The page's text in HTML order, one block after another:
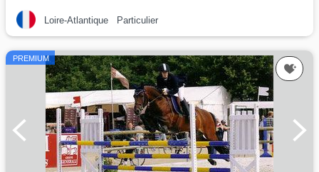
Loire-Atlantique Particulier
PREMIUM